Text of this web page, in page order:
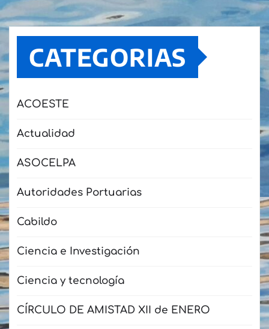
CATEGORIAS
ACOESTE
Actualidad
ASOCELPA
Autoridades Portuarias
Cabildo
Ciencia e Investigación
Ciencia y tecnología
CÍRCULO DE AMISTAD XII de ENERO